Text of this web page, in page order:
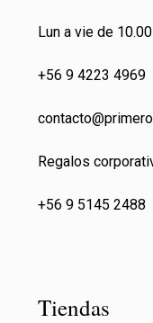
Lun a vie de
+56 9 4223 4969
Regalos
+56 9 5145 2488
Tiendas